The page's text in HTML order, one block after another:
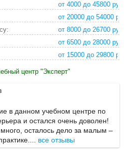
от 4000 до 45800 руб
от 20000 до 54000 ру
от 8000 до 26700 руб
от 6500 до 28000 руб
от 15000 до 29800 ру
центр "Эксперт"
в данном учебном центре по
и остался очень доволен!
осталось дело за малым –
все отзывы